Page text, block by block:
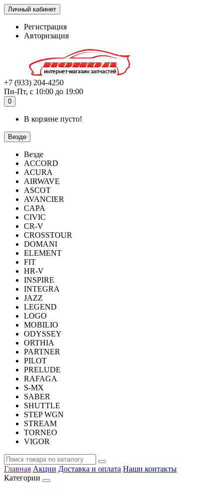
Личный кабинет
Регистрация
Авторизация
+7 (933) 204-4250
Пн-Пт, с 10:00 до 19:00
0
В корзине пусто!
Везде
Везде
ACCORD
ACURA
AIRWAVE
ASCOT
AVANCIER
CAPA
CIVIC
CR-V
CROSSTOUR
DOMANI
ELEMENT
FIT
HR-V
INSPIRE
INTEGRA
JAZZ
LEGEND
LOGO
MOBILIO
ODYSSEY
ORTHIA
PARTNER
PILOT
PRELUDE
RAFAGA
S-MX
SABER
SHUTTLE
STEP WGN
STREAM
TORNEO
VIGOR
Главная Акции Доставка и оплата Наши контакты
Категории